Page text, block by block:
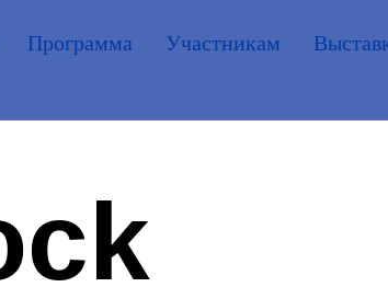
Программа Участникам